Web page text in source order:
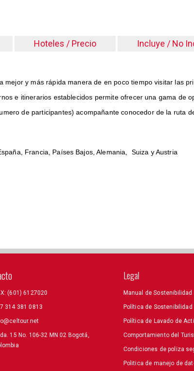
Hoteles / Precio
Incluye / No
mejor y más rápida manera de en poco tiempo visitar las
e itinerarios establecidos permite ofrecer una gama de
de participantes) acompañante conocedor de la ruta
Francia, Países Bajos, Alemania, Suiza y Austria
(601) 6127020
314 381 0813
15 No. 106-32 MN 02 Bogotá,
Legal
Manual de Sostenibilidad
Política de Sostenibilidad
Política de Lavado de
Comportamiento del
Condiciones de poliza
Politica de manejo de